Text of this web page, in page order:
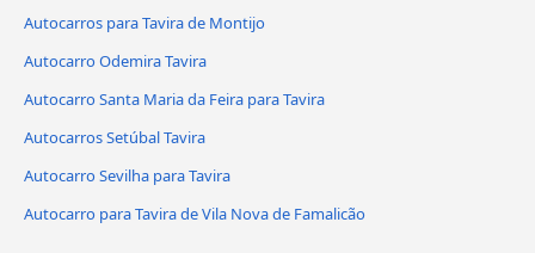
Autocarros para Tavira de Montijo
Autocarro Odemira Tavira
Autocarro Santa Maria da Feira para Tavira
Autocarros Setúbal Tavira
Autocarro Sevilha para Tavira
Autocarro para Tavira de Vila Nova de Famalicão